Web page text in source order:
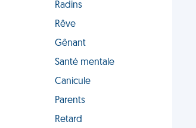
Radins
Rêve
Gênant
Santé mentale
Canicule
Parents
Retard